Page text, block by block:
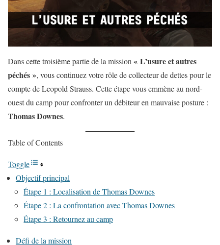
Dans cette troisième partie de la mission « L’usure et autres
péchés », vous continuez votre rôle de collecteur de dettes pour le
compte de Leopold Strauss. Cette étape vous emmène au nord-
ouest du camp pour confronter un débiteur en mauvaise posture :
Thomas Downes.
Table of Contents
Toggle
Objectif principal
Étape 1 : Localisation de Thomas Downes
Étape 2 : La confrontation avec Thomas Downes
Étape 3 : Retournez au camp
Défi de la mission